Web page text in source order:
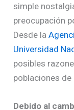
simple
preocupación
Desde la
Universidad
posibles
poblaciones de
Debido al